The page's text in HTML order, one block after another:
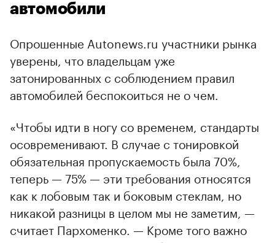
автомобили
Опрошенные Autonews.ru участники рынка
уверены, что владельцам уже
затонированных с соблюдением правил
автомобилей беспокоиться не о чем.
«Чтобы идти в ногу со временем, стандарты
осовременивают. В случае с тонировкой
обязательная пропускаемость была 70%,
теперь — 75% — эти требования относятся
как к лобовым так и боковым стеклам, но
никакой разницы в целом мы не заметим, —
считает Пархоменко. — Кроме того важно